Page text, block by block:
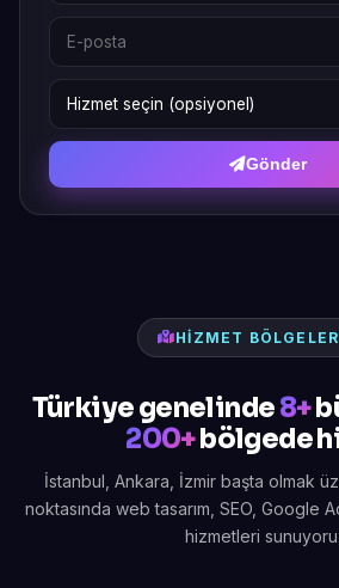
Gönder
HIZMET
Türkiye genelinde8+
200+bölgede
İstanbul, Ankara, İzmir başta olmak
noktasında web tasarım, SEO, Google
hizmetleri